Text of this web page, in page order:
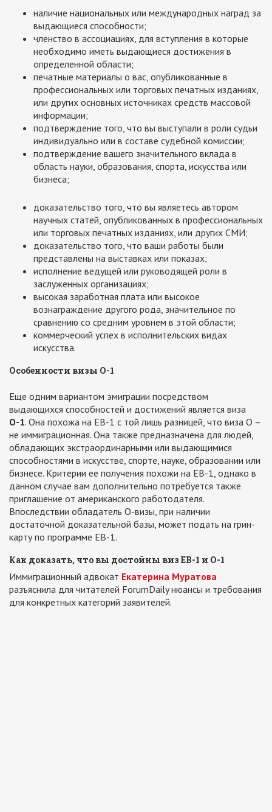
наличие национальных или международных наград за
выдающиеся способности;
членство в ассоциациях, для вступления в которые
необходимо иметь выдающиеся достижения в
определенной области;
печатные материалы о вас, опубликованные в
профессиональных или торговых печатных изданиях,
или других основных источниках средств массовой
информации;
подтверждение того, что вы выступали в роли судьи
индивидуально или в составе судебной комиссии;
подтверждение вашего значительного вклада в
область науки, образования, спорта, искусства или
бизнеса;
доказательство того, что вы являетесь автором
научных статей, опубликованных в профессиональных
или торговых печатных изданиях, или других СМИ;
доказательство того, что ваши работы были
представлены на выставках или показах;
исполнение ведущей или руководящей роли в
заслуженных организациях;
высокая заработная плата или высокое
вознаграждение другого рода, значительное по
сравнению со средним уровнем в этой области;
коммерческий успех в исполнительских видах
искусства.
Особенности визы О-1
Еще одним вариантом эмиграции посредством
выдающихся способностей и достижений является виза
О-1. Она похожа на ЕВ-1 с той лишь разницей, что виза О –
не иммиграционная. Она также предназначена для людей,
обладающих экстраординарными или выдающимися
способностями в искусстве, спорте, науке, образовании или
бизнесе. Критерии ее получения похожи на ЕВ-1, однако в
данном случае вам дополнительно потребуется также
приглашение от американского работодателя.
Впоследствии обладатель О-визы, при наличии
достаточной доказательной базы, может подать на грин-
карту по программе ЕВ-1.
Как доказать, что вы достойны виз ЕВ-1 и О-1
Иммиграционный адвокат Екатерина Муратова
разъяснила для читателей ForumDaily нюансы и требования
для конкретных категорий заявителей.